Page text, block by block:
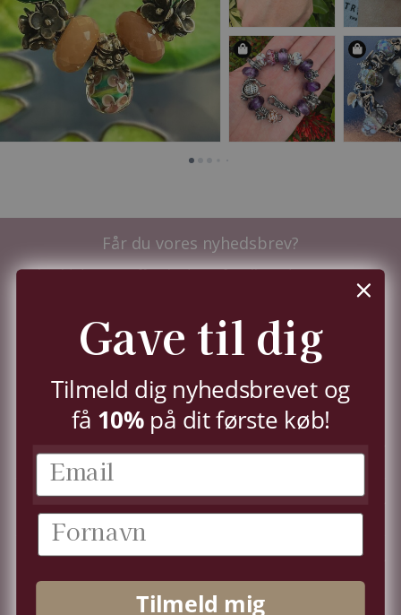
Får du vores nyhedsbrev?
Tilmeld dig nu og få nyhederne før alle andre - samt10%
persondatapolitik.
TILMELD
OM OS
Gave til dig
Tilmeld dig nyhedsbrevet og
få 10%på dit første køb!
Tilmeld mig